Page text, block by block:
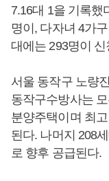
7.16대 1을 기록했
명이, 다자녀 4가
대에는 293명이 신
서울 동작구 노량
동작구수방사는
분양주택이며 최
된다. 나머지 208
로 향후 공급된다.